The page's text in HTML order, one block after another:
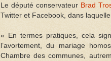
Le député conservateur Brad
Twitter et Facebook, dans
« En termes pratiques, cela
l’avortement, du mariage
Chambre des communes,